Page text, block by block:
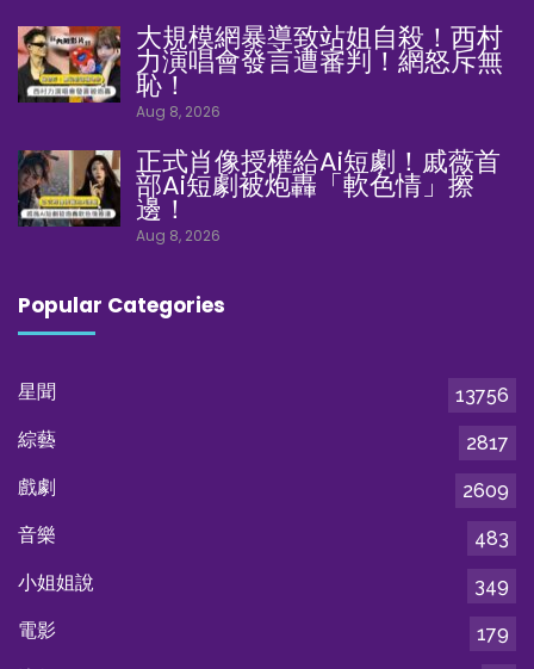
大規模網暴導致站姐自殺！西村
力演唱會發言遭審判！網怒斥無
恥！
Aug 8, 2026
正式肖像授權給Ai短劇！戚薇首
部Ai短劇被炮轟「軟色情」擦
邊！
Aug 8, 2026
Popular Categories
星聞
13756
綜藝
2817
戲劇
2609
音樂
483
小姐姐說
349
電影
179